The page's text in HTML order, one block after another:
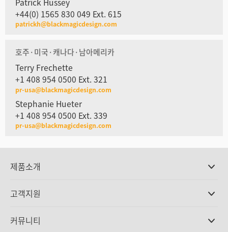
Patrick Hussey
+44(0) 1565 830 049 Ext. 615
patrickh@blackmagicdesign.com
호주·미국·캐나다·남아메리카
Terry Frechette
+1 408 954 0500 Ext. 321
pr-usa@blackmagicdesign.com
Stephanie Hueter
+1 408 954 0500 Ext. 339
pr-usa@blackmagicdesign.com
제품소개
DaVinci Resolve와 Fusion 소프트웨어
Ultimatte
고객지원
고객지원 센터
커뮤니티